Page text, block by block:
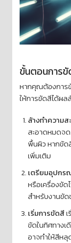
ขั้นตอนการ
หากคุณต้องการ
ให้การขัดสีได้ผ
ล้างทำความ
สะอาดหมดจ
พื้นผิว หากขัด
เพิ่มเติม
เตรียมอุปกร
หรือเครื่องขั
สำหรับงานขั
เริ่มการขัดสี
ขัดในทิศทางเ
อาจทำให้สีห